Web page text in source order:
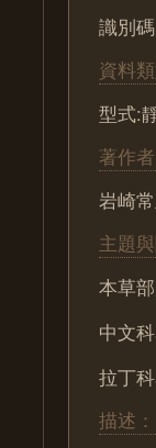
識別
資料類
型式:
著作者
岩崎
主題
本草
中文
拉丁
描述：